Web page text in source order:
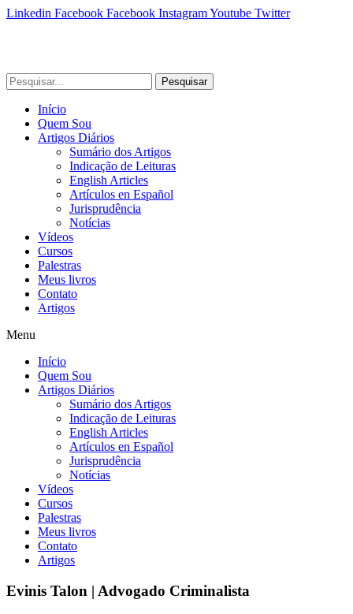
Linkedin Facebook Facebook InstagramYoutube Twitter
Pesquisar
Início
Quem Sou
Artigos Diários
Sumário dos Artigos
Indicação de Leituras
English Articles
Artículos en Español
Jurisprudência
Notícias
Vídeos
Cursos
Palestras
Meus livros
Contato
Artigos
Menu
Início
Quem Sou
Artigos Diários
Sumário dos Artigos
Indicação de Leituras
English Articles
Artículos en Español
Jurisprudência
Notícias
Vídeos
Cursos
Palestras
Meus livros
Contato
Artigos
Evinis Talon | Advogado Criminalista